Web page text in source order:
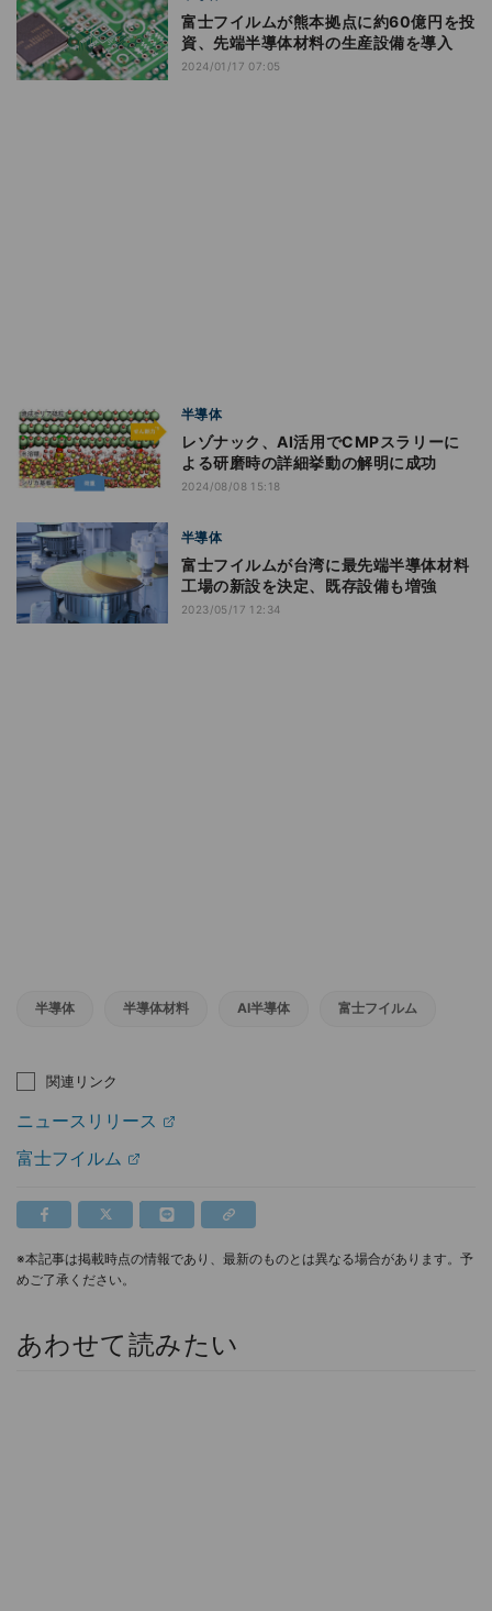
富士フイルムが熊本拠点に約60億円を投
資、先端半導体材料の生産設備を導入
2024/01/17 07:05
半導体
レゾナック、AI活用でCMPスラリーに
よる研磨時の詳細挙動の解明に成功
2024/08/08 15:18
半導体
富士フイルムが台湾に最先端半導体材料
工場の新設を決定、既存設備も増強
2023/05/17 12:34
半導体 半導体材料 AI半導体 富士フイルム
関連リンク
ニュースリリース
富士フイルム
※本記事は掲載時点の情報であり、最新のものとは異なる場合があります。予
めご了承ください。
あわせて読みたい